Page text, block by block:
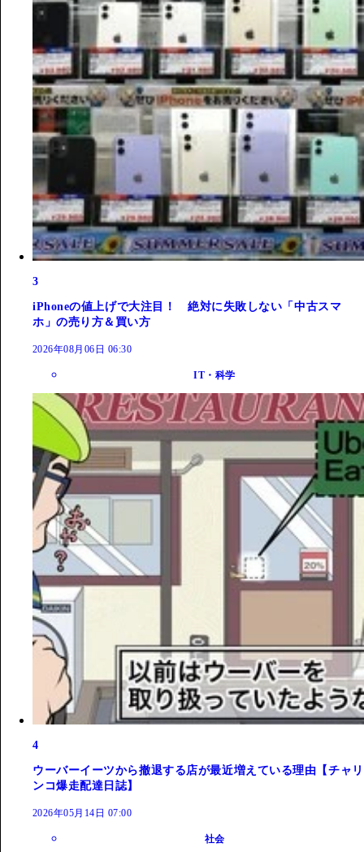
3
iPhoneの値上げで大注目！ 絶対に失敗しない「中古スマ
ホ」の売り方＆買い方
2026年08月06日 06:30
IT・科学
4
ウーバーイーツから撤退する店が最近増えている理由【チャリ
ンコ爆走配達日誌】
2026年05月14日 07:00
社会